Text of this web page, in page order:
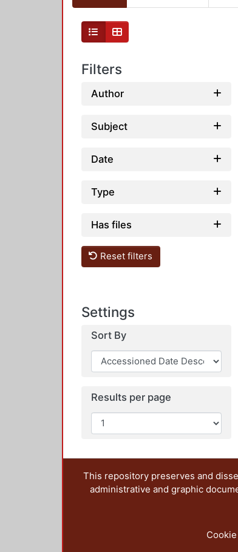
Filters
Author
Subject
Date
Type
Has files
Reset filters
Settings
Sort By
Results per page
This repository preserves and
administrative and graphic